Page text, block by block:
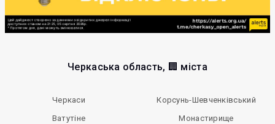
Черкаська область, 🏢 міста
Черкаси
Ватутіне
Корсунь-Шевченківський
Монастирище